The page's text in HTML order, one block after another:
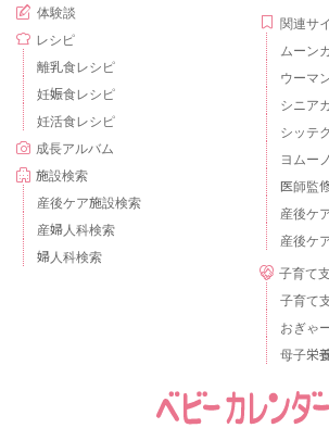
体験談
レシピ
離乳食レシピ
妊娠食レシピ
妊活食レシピ
成長アルバム
施設検索
産後ケア施設検索
産婦人科検索
婦人科検索
関連サ
ムーン
ウーマ
シニア
シッテク
ヨムーノ
医師監
産後ケ
産後ケ
子育て
子育て
おぎゃ
母子栄